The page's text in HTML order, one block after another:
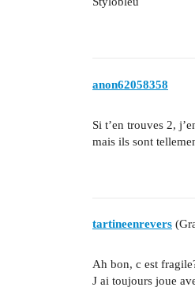
anon62058358
Si t’en trouves 2,
mais ils sont
tartineenrevers
Ah bon, c est
J ai toujours joue